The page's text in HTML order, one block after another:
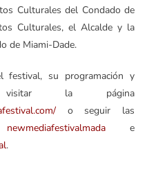
Culturales del Condado de
Culturales, el Alcalde y la
de Miami-Dade.
festival, su programación y
visitar la página
o seguir las
newmediafestivalmada e
.